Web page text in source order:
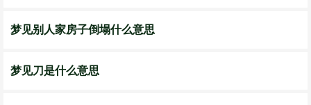
梦见别人家房子倒塌什么意思
梦见刀是什么意思